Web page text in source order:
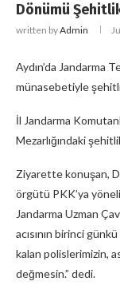
Dönümü
written byAdmin
Aydın’da Jandarma
münasebetiyle
İl Jandarma
Mezarlığındaki
Ziyarette konuşan,
örgütü PKK’ya
Jandarma Uzman
acısının birinci
kalan polislerimizin,
değmesin.” dedi.